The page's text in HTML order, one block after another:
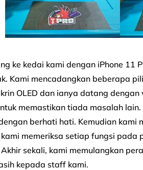
ke kedai kami dengan iPhone 11
Kami mencadangkan beberapa
OLED dan ianya datang
memastikan tiada masalah
berhati hati. Kemudian kami
memeriksa setiap fungsi pada
sekali, kami memulangkan
kepada staff kami.